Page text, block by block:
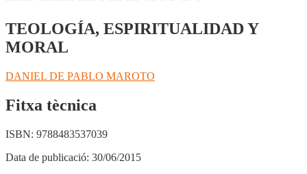
TEOLOGÍA, ESPIRITUALIDAD Y
MORAL
DANIEL DE PABLO MAROTO
Fitxa tècnica
ISBN: 9788483537039
Data de publicació: 30/06/2015